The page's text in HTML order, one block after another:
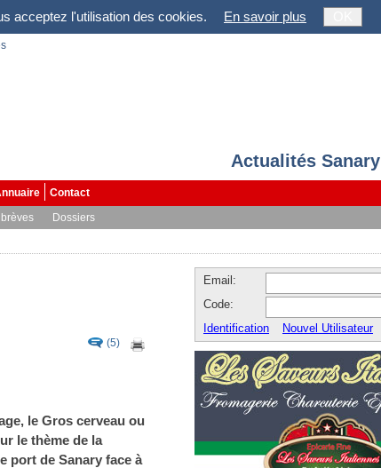
acceptez l'utilisation des cookies. En savoir plus
Actualités Sanary
Contact
brèves Dossiers
(5)
le Gros cerveau ou
le thème de la
port de Sanary face à
Email:
Code:
Identification
Nouvel Utilisateur